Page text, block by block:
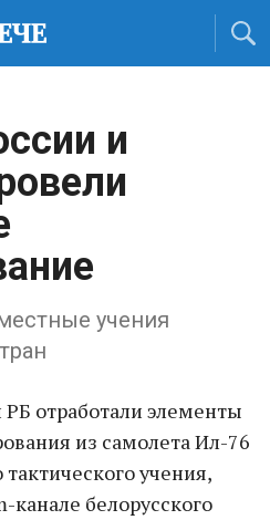
и
учения
отработали элементы
из самолета Ил-76
учения,
канале белорусского